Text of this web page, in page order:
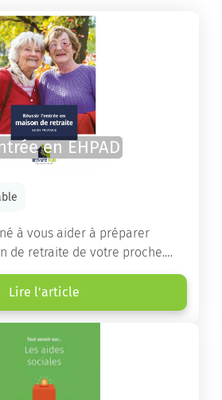
en EHPAD
à vous aider à préparer
de retraite de votre proche.
panorama des différents types
que des conseils pratiques
les familles et à leur faciliter
Lire l'article